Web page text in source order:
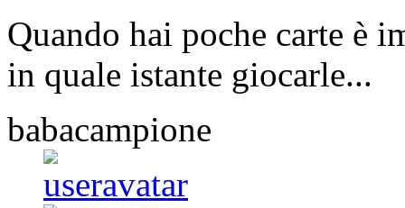
Quando hai poche carte è
in quale istante giocarle...
babacampione